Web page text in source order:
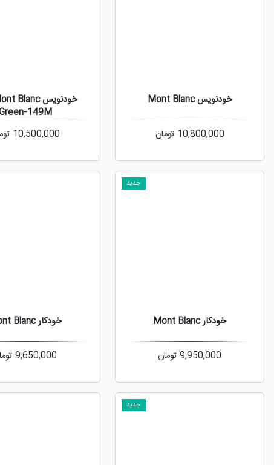
خودنویس Mont Blanc
10,800,000 تومان
149M
10,500,000
جدید
خودکار Mont Blanc
9,950,000تومان
خودکار Mont Blanc
9,650,000
جدید